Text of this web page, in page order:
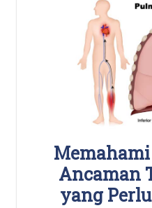
Ancaman
yang